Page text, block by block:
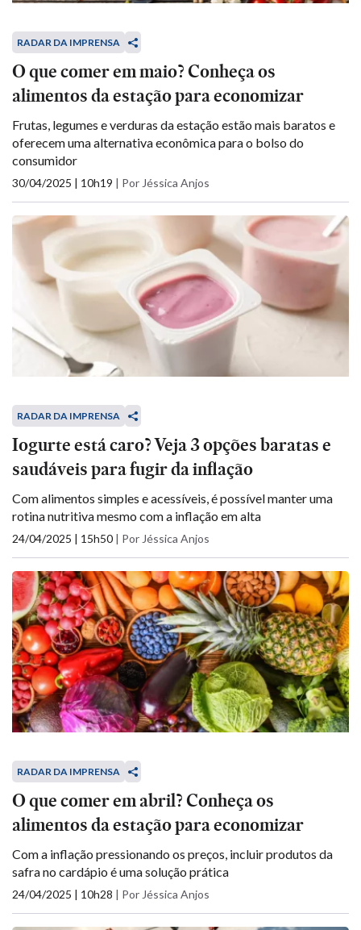
RADAR DA IMPRENSA
O que comer em maio? Conheça os
alimentos da estação para economizar
Frutas, legumes e verduras da estação estão mais baratos e
oferecem uma alternativa econômica para o bolso do
consumidor
30/04/2025 | 10h19 | Por Jéssica Anjos
RADAR DA IMPRENSA
Iogurte está caro? Veja 3 opções baratas e
saudáveis para fugir da inflação
Com alimentos simples e acessíveis, é possível manter uma
rotina nutritiva mesmo com a inflação em alta
24/04/2025 | 15h50 | Por Jéssica Anjos
RADAR DA IMPRENSA
O que comer em abril? Conheça os
alimentos da estação para economizar
Com a inflação pressionando os preços, incluir produtos da
safra no cardápio é uma solução prática
24/04/2025 | 10h28 | Por Jéssica Anjos